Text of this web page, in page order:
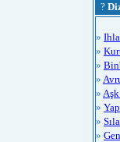
?
»
»
»
»
»
»
» Sıla
»